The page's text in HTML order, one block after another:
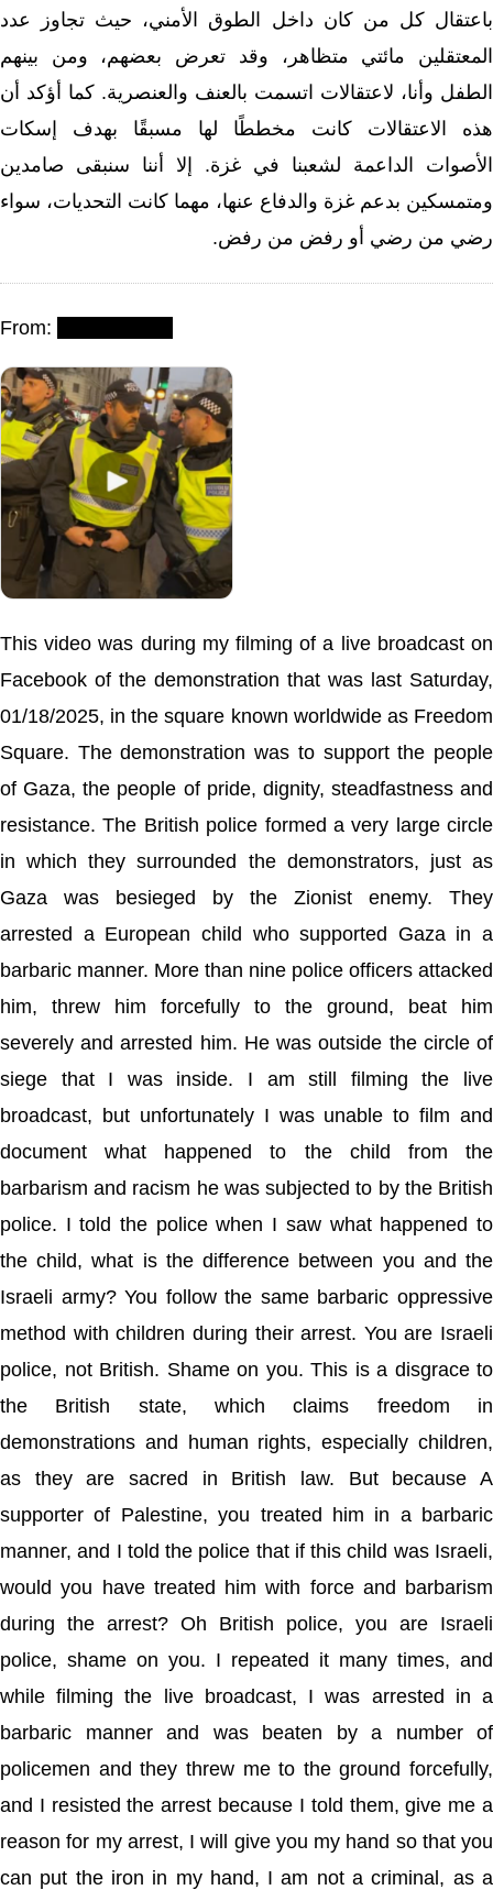
باعتقال كل من كان داخل الطوق الأمني، حيث تجاوز عدد
المعتقلين مائتي متظاهر، وقد تعرض بعضهم، ومن بينهم
الطفل وأنا، لاعتقالات اتسمت بالعنف والعنصرية. كما أؤكد أن
هذه الاعتقالات كانت مخططًا لها مسبقًا بهدف إسكات
الأصوات الداعمة لشعبنا في غزة. إلا أننا سنبقى صامدين
ومتمسكين بدعم غزة والدفاع عنها، مهما كانت التحديات، سواء
رضي من رضي أو رفض من رفض.
From:
This video was during my filming of a live broadcast on
Facebook of the demonstration that was last Saturday,
01/18/2025, in the square known worldwide as Freedom
Square. The demonstration was to support the people
of Gaza, the people of pride, dignity, steadfastness and
resistance. The British police formed a very large circle
in which they surrounded the demonstrators, just as
Gaza was besieged by the Zionist enemy. They
arrested a European child who supported Gaza in a
barbaric manner. More than nine police officers attacked
him, threw him forcefully to the ground, beat him
severely and arrested him. He was outside the circle of
siege that I was inside. I am still filming the live
broadcast, but unfortunately I was unable to film and
document what happened to the child from the
barbarism and racism he was subjected to by the British
police. I told the police when I saw what happened to
the child, what is the difference between you and the
Israeli army? You follow the same barbaric oppressive
method with children during their arrest. You are Israeli
police, not British. Shame on you. This is a disgrace to
the British state, which claims freedom in
demonstrations and human rights, especially children,
as they are sacred in British law. But because A
supporter of Palestine, you treated him in a barbaric
manner, and I told the police that if this child was Israeli,
would you have treated him with force and barbarism
during the arrest? Oh British police, you are Israeli
police, shame on you. I repeated it many times, and
while filming the live broadcast, I was arrested in a
barbaric manner and was beaten by a number of
policemen and they threw me to the ground forcefully,
and I resisted the arrest because I told them, give me a
reason for my arrest, I will give you my hand so that you
can put the iron in my hand, I am not a criminal, as a